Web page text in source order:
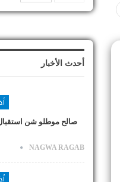
أحدث الأخبار
صالح موطلو شن
NAGWA RAGAB